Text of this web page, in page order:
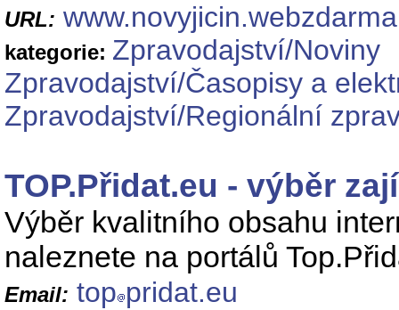
URL:
kategorie: Zpravodajství/Noviny
Zpravodajství/Časopisy a
Zpravodajství/Regionální
TOP.Přidat.eu - výběr
Výběr kvalitního obsahu
naleznete na portálů
Email: top pridat.eu